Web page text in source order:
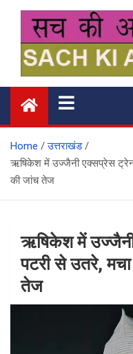
content
सच की आवाज
Home
उत्तराखंड
ऋषिकेश में उज्जैनी एक्सप्रेस ट्रेन
की जांच तेज
ऋषिकेश में
पटरी से उतरे,
तेज